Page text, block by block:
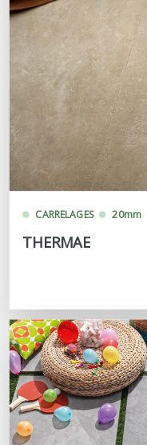
CARRELAGES 20mm
THERMAE